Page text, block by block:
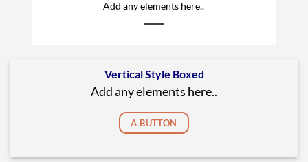
Add any elements here..
Vertical Style Boxed
Add any elements here..
A BUTTON